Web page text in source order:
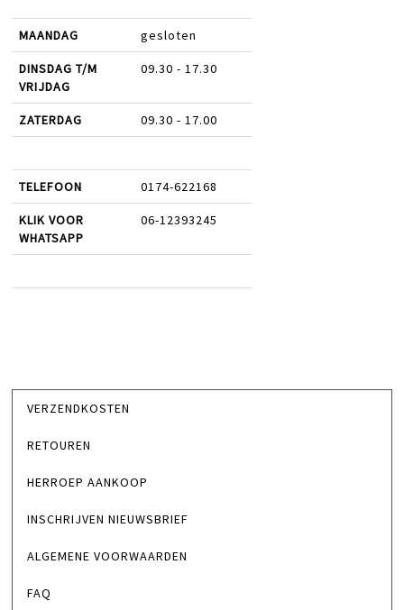
MAANDAG gesloten
DINSDAG T/M
VRIJDAG
09.30 - 17.30
ZATERDAG 09.30 - 17.00
TELEFOON 0174-622168
KLIK VOOR
WHATSAPP
06-12393245
VERZENDKOSTEN
RETOUREN
HERROEP AANKOOP
INSCHRIJVEN NIEUWSBRIEF
ALGEMENE VOORWAARDEN
FAQ